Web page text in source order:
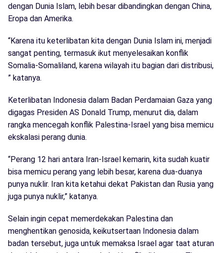
dengan Dunia Islam, lebih besar dibandingkan dengan China,
Eropa dan Amerika.
“Karena itu keterlibatan kita dengan Dunia Islam ini, menjadi
sangat penting, termasuk ikut menyelesaikan konflik
Somalia-Somaliland, karena wilayah itu bagian dari distribusi,
” katanya.
Keterlibatan Indonesia dalam Badan Perdamaian Gaza yang
digagas Presiden AS Donald Trump, menurut dia, dalam
rangka mencegah konflik Palestina-Israel yang bisa memicu
ekskalasi perang dunia.
“Perang 12 hari antara Iran-Israel kemarin, kita sudah kuatir
bisa memicu perang yang lebih besar, karena dua-duanya
punya nuklir. Iran kita ketahui dekat Pakistan dan Rusia yang
juga punya nuklir,” katanya.
Selain ingin cepat memerdekakan Palestina dan
menghentikan genosida, keikutsertaan Indonesia dalam
badan tersebut, juga untuk memaksa Israel agar taat aturan